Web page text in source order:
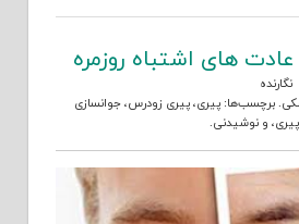
های اشتباه روزمره
نگارنده
. برچسب‌ها:پیری،پیری زودرس،جوانسازی
، و نوشیدنی.